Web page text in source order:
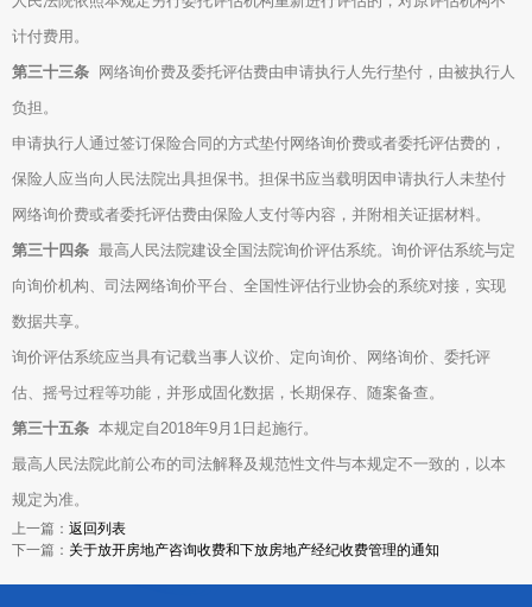
计付费用。
第三十三条 网络询价费及委托评估费由申请执行人先行垫付，由被执行人
负担。
申请执行人通过签订保险合同的方式垫付网络询价费或者委托评估费的，
保险人应当向人民法院出具担保书。担保书应当载明因申请执行人未垫付
网络询价费或者委托评估费由保险人支付等内容，并附相关证据材料。
第三十四条 最高人民法院建设全国法院询价评估系统。询价评估系统与定
向询价机构、司法网络询价平台、全国性评估行业协会的系统对接，实现
数据共享。
询价评估系统应当具有记载当事人议价、定向询价、网络询价、委托评
估、摇号过程等功能，并形成固化数据，长期保存、随案备查。
第三十五条 本规定自2018年9月1日起施行。
最高人民法院此前公布的司法解释及规范性文件与本规定不一致的，以本
规定为准。
上一篇： 返回列表
下一篇： 关于放开房地产咨询收费和下放房地产经纪收费管理的通知